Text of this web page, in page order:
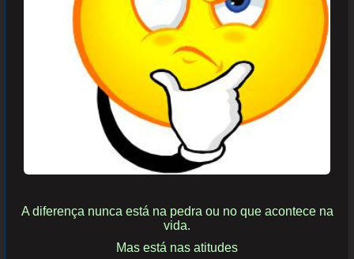
A diferença nunca está na pedra ou no que acontece na
vida.
Mas está nas atitudes